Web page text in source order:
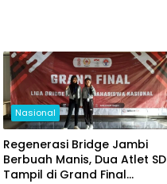
Nasional
Regenerasi Bridge Jambi
Berbuah Manis, Dua Atlet SD
Tampil di Grand Final